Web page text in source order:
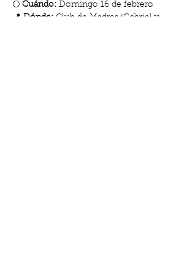
🌕 Cuándo: Domingo 16 de febrero
📍 Dónde: Club de Madres (Gabriel y